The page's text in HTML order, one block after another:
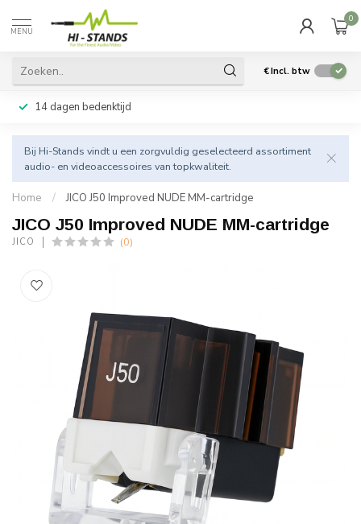
MENU
0
€Incl. btw
14 dagen bedenktijd
Bij Hi-Stands vindt u een zorgvuldig geselecteerd assortiment
audio- en videoaccessoires van topkwaliteit.
Home / JICO J50 Improved NUDE MM-cartridge
JICO J50 Improved NUDE MM-cartridge
JICO (0)